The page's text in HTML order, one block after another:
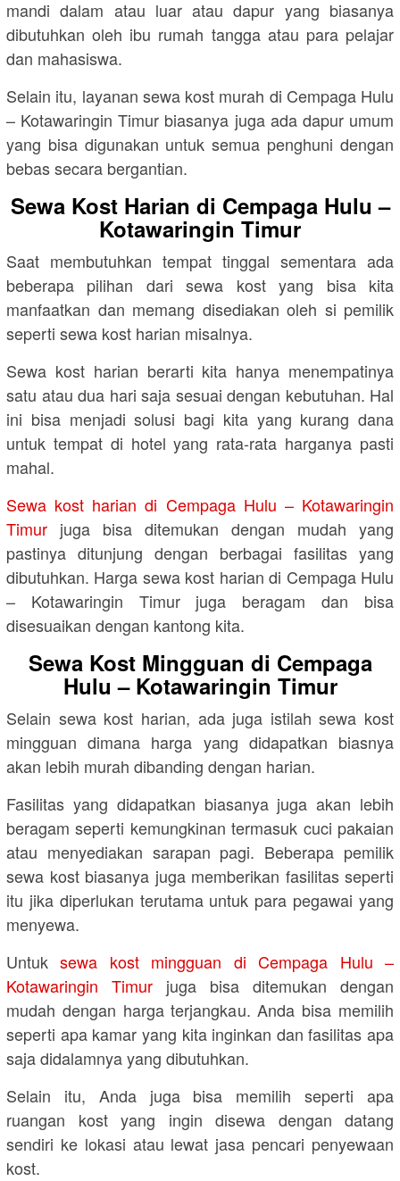
mandi dalam atau luar atau dapur yang biasanya
dibutuhkan oleh ibu rumah tangga atau para pelajar
dan mahasiswa.
Selain itu, layanan sewa kost murah di Cempaga Hulu
– Kotawaringin Timur biasanya juga ada dapur umum
yang bisa digunakan untuk semua penghuni dengan
bebas secara bergantian.
Sewa Kost Harian di Cempaga Hulu –
Kotawaringin Timur
Saat membutuhkan tempat tinggal sementara ada
beberapa pilihan dari sewa kost yang bisa kita
manfaatkan dan memang disediakan oleh si pemilik
seperti sewa kost harian misalnya.
Sewa kost harian berarti kita hanya menempatinya
satu atau dua hari saja sesuai dengan kebutuhan. Hal
ini bisa menjadi solusi bagi kita yang kurang dana
untuk tempat di hotel yang rata-rata harganya pasti
mahal.
Sewa kost harian di Cempaga Hulu – Kotawaringin
Timur juga bisa ditemukan dengan mudah yang
pastinya ditunjung dengan berbagai fasilitas yang
dibutuhkan. Harga sewa kost harian di Cempaga Hulu
– Kotawaringin Timur juga beragam dan bisa
disesuaikan dengan kantong kita.
Sewa Kost Mingguan di Cempaga
Hulu – Kotawaringin Timur
Selain sewa kost harian, ada juga istilah sewa kost
mingguan dimana harga yang didapatkan biasnya
akan lebih murah dibanding dengan harian.
Fasilitas yang didapatkan biasanya juga akan lebih
beragam seperti kemungkinan termasuk cuci pakaian
atau menyediakan sarapan pagi. Beberapa pemilik
sewa kost biasanya juga memberikan fasilitas seperti
itu jika diperlukan terutama untuk para pegawai yang
menyewa.
Untuksewa kost mingguan di Cempaga Hulu –
Kotawaringin Timur juga bisa ditemukan dengan
mudah dengan harga terjangkau. Anda bisa memilih
seperti apa kamar yang kita inginkan dan fasilitas apa
saja didalamnya yang dibutuhkan.
Selain itu, Anda juga bisa memilih seperti apa
ruangan kost yang ingin disewa dengan datang
sendiri ke lokasi atau lewat jasa pencari penyewaan
kost.